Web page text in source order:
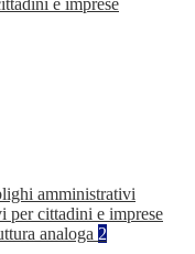
e imprese
amministrativi
per cittadini e imprese
analoga 2